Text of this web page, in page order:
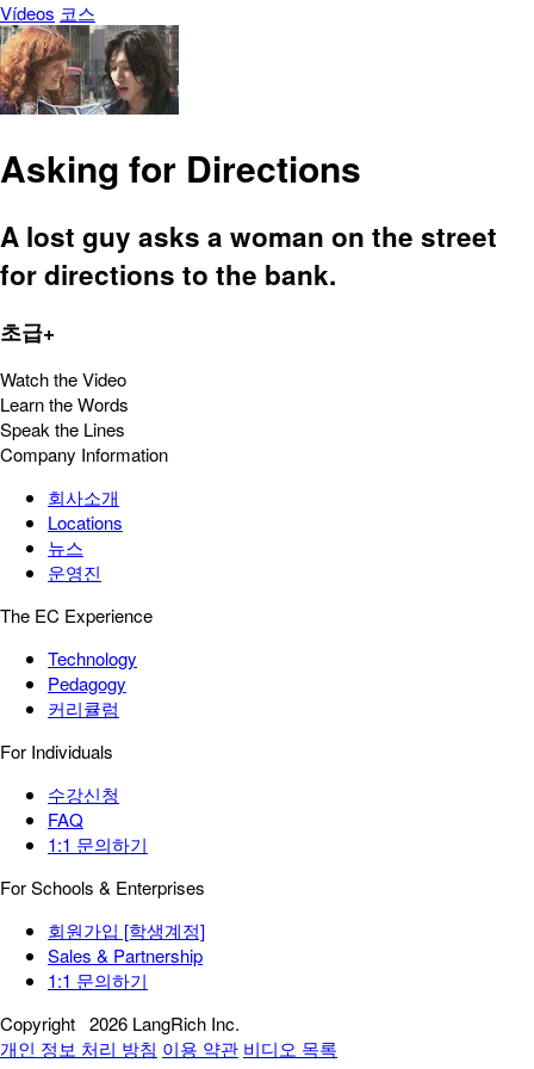
Vídeos 코스
Asking for Directions
A lost guy asks a woman on the street
for directions to the bank.
초급+
Watch the Video
Learn the Words
Speak the Lines
Company Information
회사소개
Locations
뉴스
운영진
The EC Experience
Technology
Pedagogy
커리큘럼
For Individuals
수강신청
FAQ
1:1 문의하기
For Schools & Enterprises
회원가입 [학생계정]
Sales & Partnership
1:1 문의하기
Copyright 2026 LangRich Inc.
개인 정보 처리 방침 이용 약관 비디오 목록